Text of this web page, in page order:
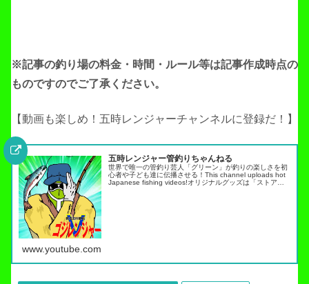
※記事の釣り場の料金・時間・ルール等は記事作成時点の
ものですのでご了承ください。
【動画も楽しめ！五時レンジャーチャンネルに登録だ！】
五時レンジャー管釣りちゃんねる
世界で唯一の管釣り芸人「グリーン」が釣りの楽しさを初
心者や子ども達に伝播させる！This channel uploads hot
Japanese fishing videos!オリジナルグッズは「ストア」
www.youtube.com